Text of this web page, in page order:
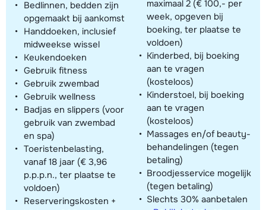
Bedlinnen, bedden zijn
opgemaakt bij aankomst
Handdoeken, inclusief
midweekse wissel
Keukendoeken
Gebruik fitness
Gebruik zwembad
Gebruik wellness
Badjas en slippers (voor
gebruik van zwembad
en spa)
Toeristenbelasting,
vanaf 18 jaar (€ 3,96
p.p.p.n., ter plaatse te
voldoen)
Reserveringskosten +
maximaal 2 (€ 100,- per
week, opgeven bij
boeking, ter plaatse te
voldoen)
Kinderbed, bij boeking
aan te vragen
(kosteloos)
Kinderstoel, bij boeking
aan te vragen
(kosteloos)
Massages en/of beauty-
behandelingen (tegen
betaling)
Broodjesservice mogelijk
(tegen betaling)
Slechts 30% aanbetalen